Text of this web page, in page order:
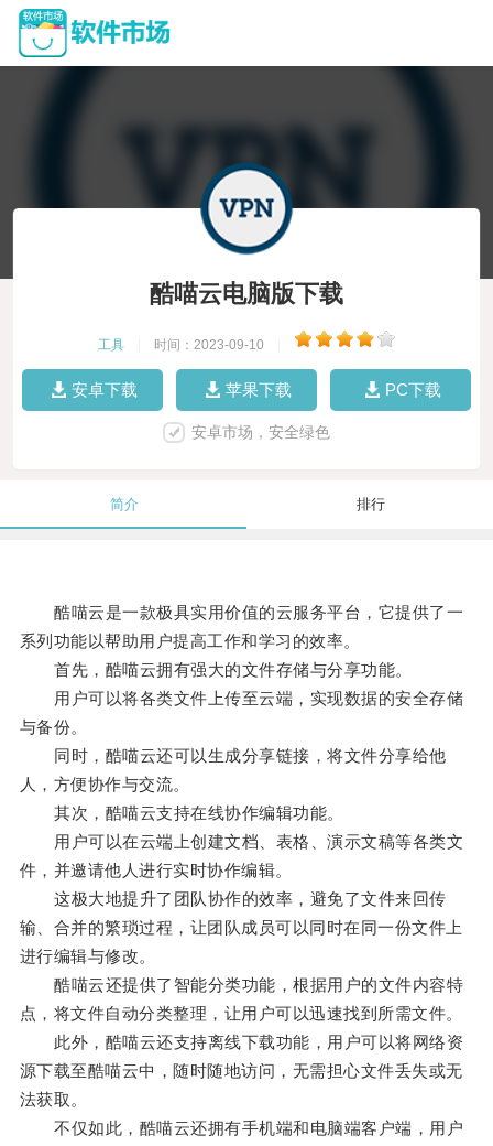
酷喵云电脑版下载
工具 时间：2023-09-10
安卓下载 苹果下载 PC下载
安卓市场，安全绿色
简介 排行
酷喵云是一款极具实用价值的云服务平台，它提供了一
系列功能以帮助用户提高工作和学习的效率。
首先，酷喵云拥有强大的文件存储与分享功能。
用户可以将各类文件上传至云端，实现数据的安全存储
与备份。
同时，酷喵云还可以生成分享链接，将文件分享给他
人，方便协作与交流。
其次，酷喵云支持在线协作编辑功能。
用户可以在云端上创建文档、表格、演示文稿等各类文
件，并邀请他人进行实时协作编辑。
这极大地提升了团队协作的效率，避免了文件来回传
输、合并的繁琐过程，让团队成员可以同时在同一份文件上
进行编辑与修改。
酷喵云还提供了智能分类功能，根据用户的文件内容特
点，将文件自动分类整理，让用户可以迅速找到所需文件。
此外，酷喵云还支持离线下载功能，用户可以将网络资
源下载至酷喵云中，随时随地访问，无需担心文件丢失或无
法获取。
不仅如此，酷喵云还拥有手机端和电脑端客户端，用户